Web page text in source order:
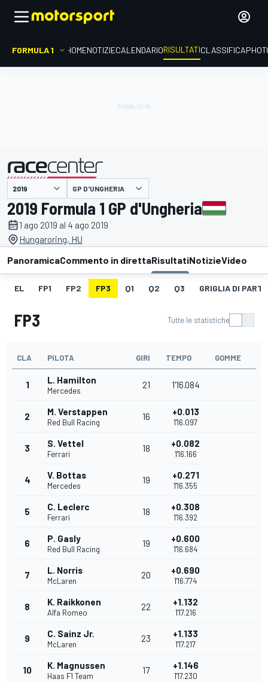
FORMULA 1 HOMENOTIZIECALENDARIORISULTATICLASSIFICA
presentato da GP D'UNGHERIA
2019 Formula 1 GP d'Ungheria
1 ago 2019 al 4 ago 2019
Hungaroring, HU
PanoramicaCommento in direttaRisultatiNotizieVideo
EL FP1 FP2 FP3 Q1 Q2 Q3 GRIGLIA DI
FP3 Tutte le statistiche
CLA PILOTA GIRI TEMPO GOMME
1 L. Hamilton
Mercedes
21 1'16.084
2 M. Verstappen
Red Bull Racing
16 +0.013
1'16.097
3 S. Vettel
Ferrari
18 +0.082
1'16.166
4 V. Bottas
Mercedes
19 +0.271
1'16.355
5 C. Leclerc
Ferrari
18 +0.308
1'16.392
6 P. Gasly
Red Bull Racing
19 +0.600
1'16.684
7 L. Norris
McLaren
20 +0.690
1'16.774
8 K. Raikkonen
Alfa Romeo
22 +1.132
1'17.216
9 C. Sainz Jr.
McLaren
23 +1.133
1'17.217
10 K. Magnussen
Haas F1 Team
17 +1.146
1'17.230